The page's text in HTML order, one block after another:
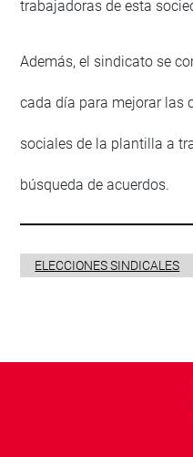
trabajadoras de esta
Además, el sindicato se
cada día para mejorar las
sociales de la plantilla a
búsqueda de acuerdos.
ELECCIONES SINDICALES